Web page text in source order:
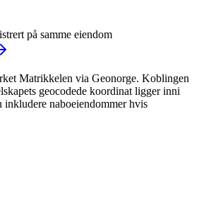
på samme eiendom
Matrikkelen via Geonorge. Koblingen
geocodede koordinat ligger inni
naboeiendommer hvis